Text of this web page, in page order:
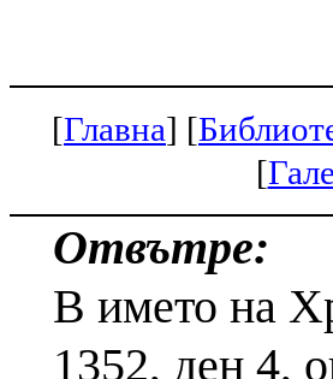
[Главна] [
[
Отвътре:
В името на
1352, ден 4,